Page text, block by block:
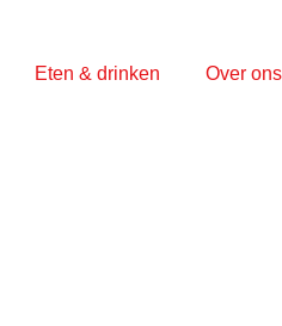
Eten & drinken Over ons